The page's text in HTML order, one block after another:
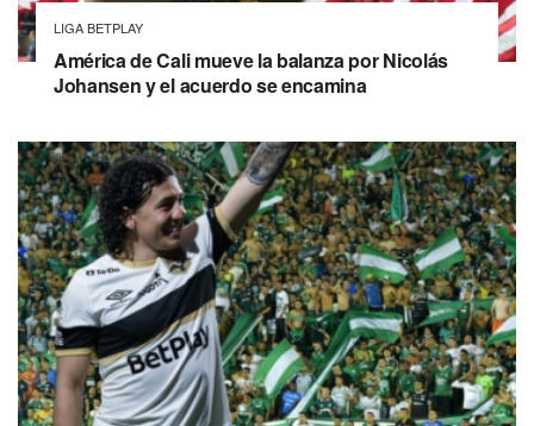
LIGA BETPLAY
América de Cali mueve la balanza por Nicolás
Johansen y el acuerdo se encamina